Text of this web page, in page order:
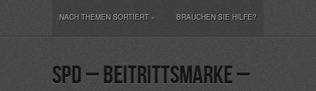
NACH THEMEN SORTIERT» BRAUCHEN SIE HILFE?
SPD – Beitrittsmarke –